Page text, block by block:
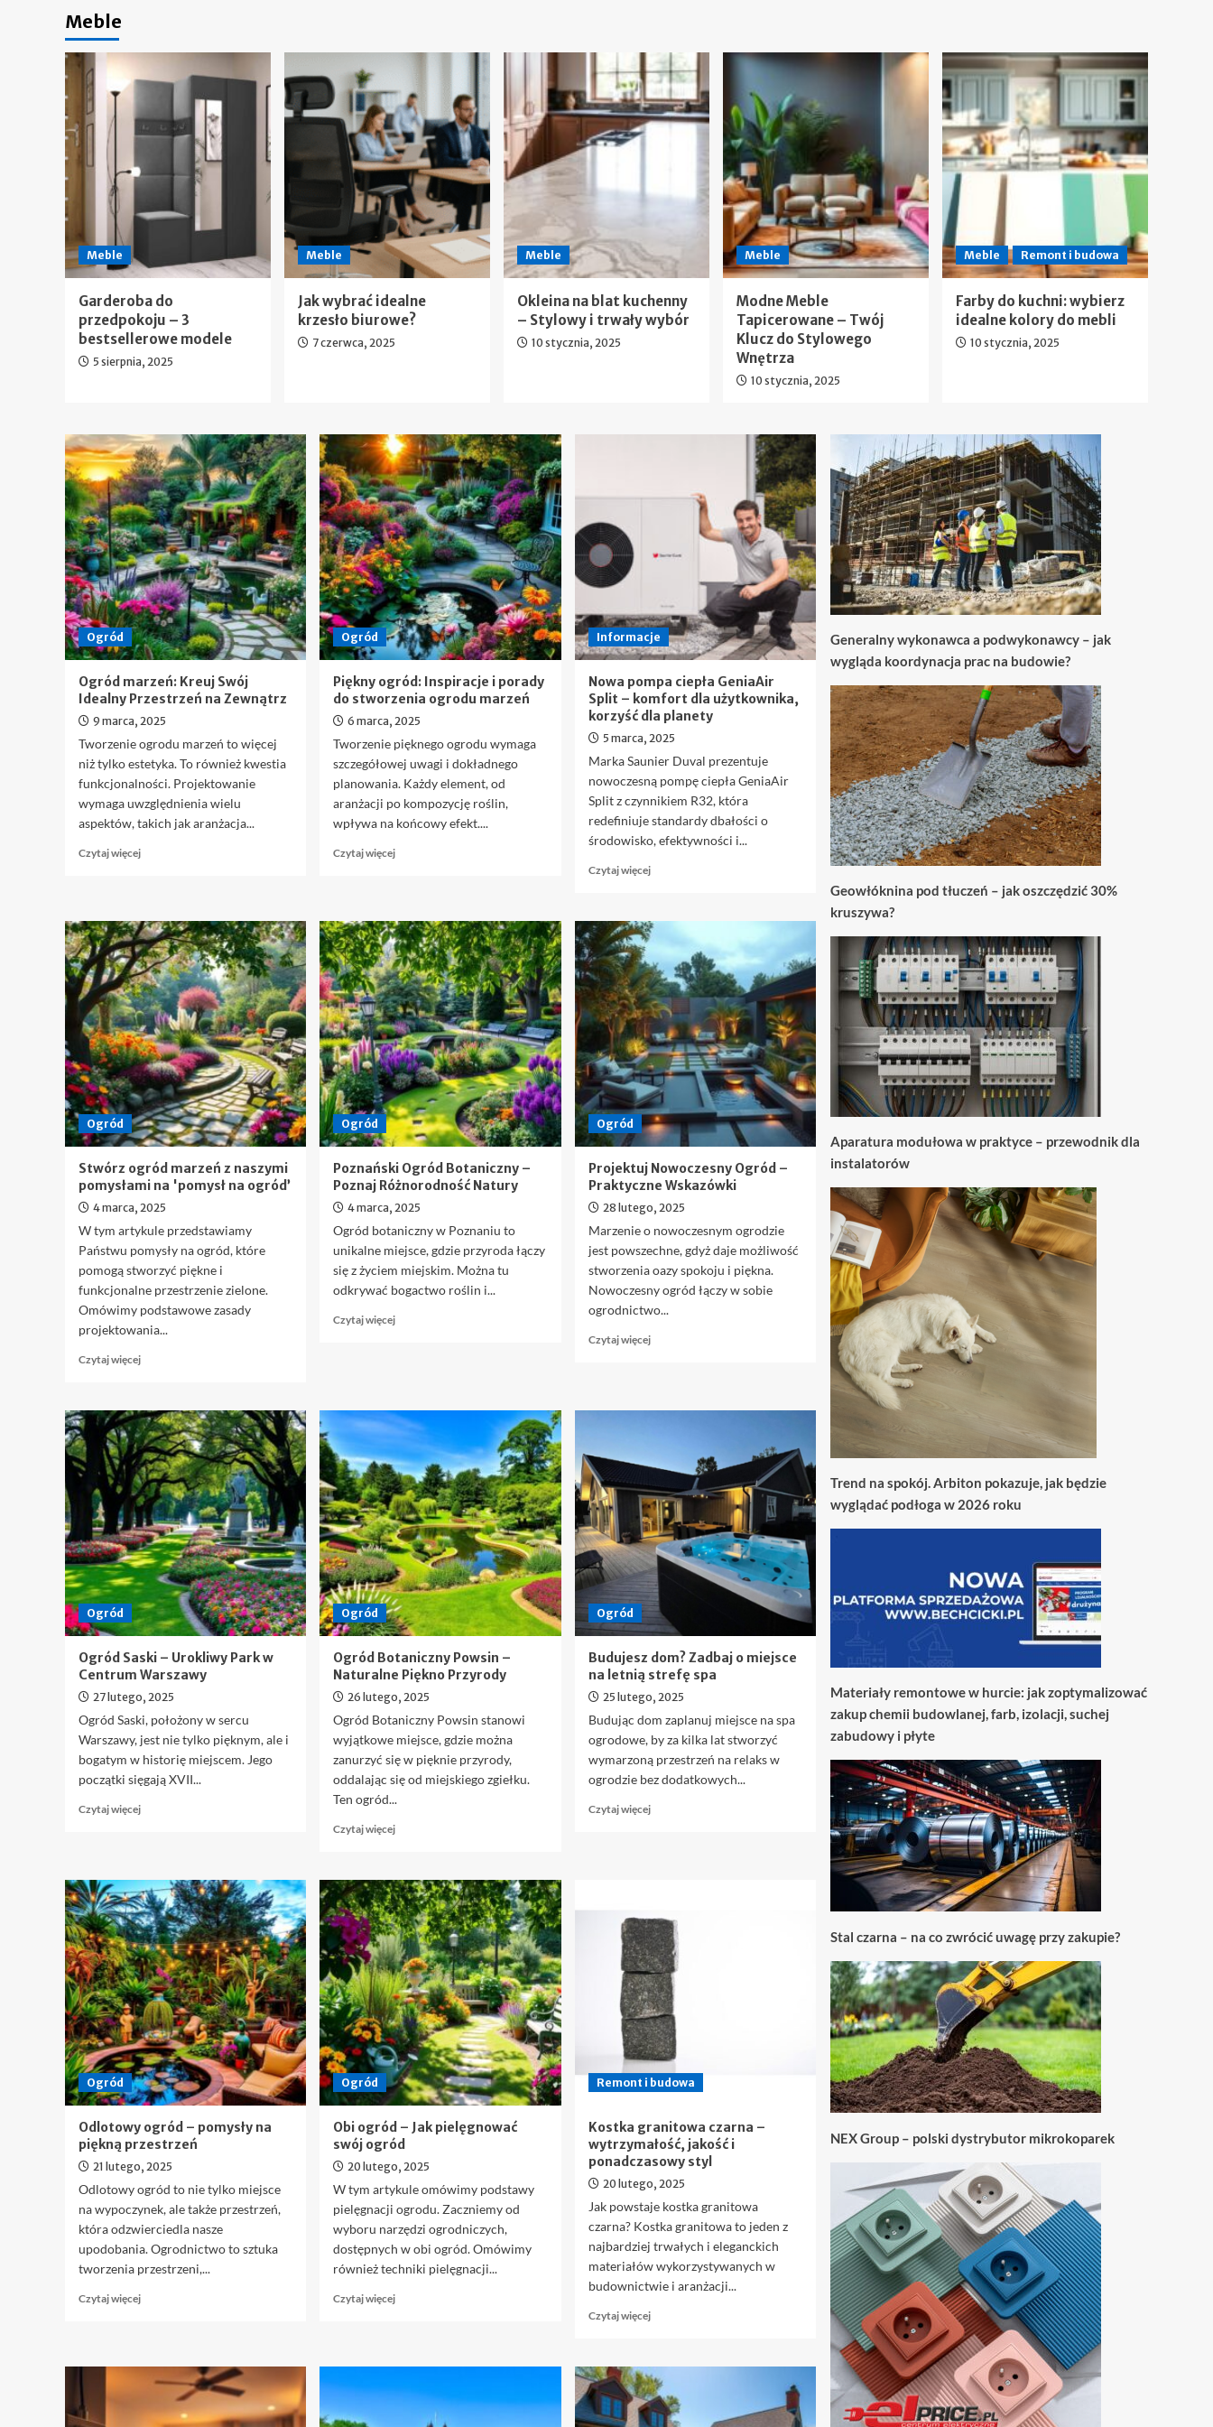
Meble
Meble
Garderoba do
przedpokoju – 3
bestsellerowe modele
5 sierpnia, 2025
Meble
Jak wybrać idealne
krzesło biurowe?
7 czerwca, 2025
Meble
Okleina na blat kuchenny
– Stylowy i trwały wybór
10 stycznia, 2025
Meble
Modne Meble
Tapicerowane – Twój
Klucz do Stylowego
Wnętrza
10 stycznia, 2025
Meble Remont i budowa
Farby do kuchni: wybierz
idealne kolory do mebli
10 stycznia, 2025
Ogród
Ogród marzeń: Kreuj Swój
Idealny Przestrzeń na Zewnątrz
9 marca, 2025
Tworzenie ogrodu marzeń to więcej
niż tylko estetyka. To również kwestia
funkcjonalności. Projektowanie
wymaga uwzględnienia wielu
aspektów, takich jak aranżacja...
Czytaj więcejDowiedz
Ogród
marzeń:
Kreuj
Swój
Idealny
Przestrzeń
na
Zewnątrz
Ogród
Piękny ogród: Inspiracje i porady
do stworzenia ogrodu marzeń
6 marca, 2025
Tworzenie pięknego ogrodu wymaga
szczegółowej uwagi i dokładnego
planowania. Każdy element, od
aranżacji po kompozycję roślin,
wpływa na końcowy efekt....
Czytaj więcejDowiedz
Piękny
ogród:
Inspiracje
i
porady
do
stworzenia
ogrodu
marzeń
Informacje
Nowa pompa ciepła GeniaAir
Split – komfort dla użytkownika,
korzyść dla planety
5 marca, 2025
Marka Saunier Duval prezentuje
nowoczesną pompę ciepła GeniaAir
Split z czynnikiem R32, która
redefiniuje standardy dbałości o
środowisko, efektywności i...
Czytaj więcejDowiedz
o
Nowa
ciepła
GeniaAir
Split
–
komfort
dla
użytkownika,
korzyść
dla
planety
Ogród
Stwórz ogród marzeń z naszymi
pomysłami na 'pomysł na ogród’
4 marca, 2025
W tym artykule przedstawiamy
Państwu pomysły na ogród, które
pomogą stworzyć piękne i
funkcjonalne przestrzenie zielone.
Omówimy podstawowe zasady
projektowania...
Czytaj więcejDowiedz
o
Stwórz
ogród
marzeń
z
naszymi
pomysłami
na
'pomysł
na
ogród’
Ogród
Poznański Ogród Botaniczny –
Poznaj Różnorodność Natury
4 marca, 2025
Ogród botaniczny w Poznaniu to
unikalne miejsce, gdzie przyroda łączy
się z życiem miejskim. Można tu
odkrywać bogactwo roślin i...
Czytaj więcejDowiedz
Botaniczny
Poznaj
Różnorodność
Natury
Ogród
Projektuj Nowoczesny Ogród –
Praktyczne Wskazówki
28 lutego, 2025
Marzenie o nowoczesnym ogrodzie
jest powszechne, gdyż daje możliwość
stworzenia oazy spokoju i piękna.
Nowoczesny ogród łączy w sobie
ogrodnictwo...
Czytaj więcejDowiedz
Praktyczne
Wskazówki
Ogród
Ogród Saski – Urokliwy Park w
Centrum Warszawy
27 lutego, 2025
Ogród Saski, położony w sercu
Warszawy, jest nie tylko pięknym, ale i
bogatym w historię miejscem. Jego
początki sięgają XVII...
Czytaj więcejDowiedz
Saski
–
Urokliwy
Park
w
Centrum
Warszawy
Ogród
Ogród Botaniczny Powsin –
Naturalne Piękno Przyrody
26 lutego, 2025
Ogród Botaniczny Powsin stanowi
wyjątkowe miejsce, gdzie można
zanurzyć się w pięknie przyrody,
oddalając się od miejskiego zgiełku.
Ten ogród...
Czytaj więcejDowiedz
o
Ogród
Botaniczny
Powsin
–
Naturalne
Piękno
Przyrody
Ogród
Budujesz dom? Zadbaj o miejsce
na letnią strefę spa
25 lutego, 2025
Budując dom zaplanuj miejsce na spa
ogrodowe, by za kilka lat stworzyć
wymarzoną przestrzeń na relaks w
ogrodzie bez dodatkowych...
Czytaj więcejDowiedz
o
miejsce
na
letnią
strefę
spa
Ogród
Odlotowy ogród – pomysły na
piękną przestrzeń
21 lutego, 2025
Odlotowy ogród to nie tylko miejsce
na wypoczynek, ale także przestrzeń,
która odzwierciedla nasze
upodobania. Ogrodnictwo to sztuka
tworzenia przestrzeni,...
Czytaj więcejDowiedz
Odlotowy
ogród
pomysły
Ogród
Obi ogród – Jak pielęgnować
swój ogród
20 lutego, 2025
W tym artykule omówimy podstawy
pielęgnacji ogrodu. Zaczniemy od
wyboru narzędzi ogrodniczych,
dostępnych w obi ogród. Omówimy
również techniki pielęgnacji...
Czytaj więcejDowiedz
Obi
Remont i budowa
Kostka granitowa czarna –
wytrzymałość, jakość i
ponadczasowy styl
20 lutego, 2025
Jak powstaje kostka granitowa
czarna? Kostka granitowa to jeden z
najbardziej trwałych i eleganckich
materiałów wykorzystywanych w
budownictwie i aranżacji...
Czytaj więcejDowiedz
o
Kostka
granitowa
czarna
Generalny wykonawca a podwykonawcy – jak
wygląda koordynacja prac na budowie?
Geowłóknina pod tłuczeń – jak oszczędzić 30%
kruszywa?
Aparatura modułowa w praktyce – przewodnik dla
instalatorów
Trend na spokój. Arbiton pokazuje, jak będzie
wyglądać podłoga w 2026 roku
Materiały remontowe w hurcie: jak zoptymalizować
zakup chemii budowlanej, farb, izolacji, suchej
zabudowy i płyte
Stal czarna – na co zwrócić uwagę przy zakupie?
NEX Group – polski dystrybutor mikrokoparek